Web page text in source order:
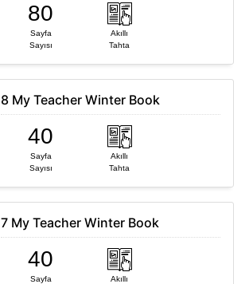
80
Sayfa
Sayısı
Akıllı
Tahta
8 My Teacher Winter Book
40
Sayfa
Sayısı
Akıllı
Tahta
7 My Teacher Winter Book
40
Sayfa
Akıllı